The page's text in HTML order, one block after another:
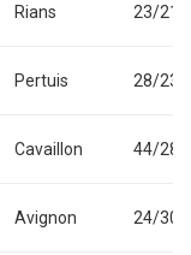
Rians 23/211
Pertuis 28/239
Cavaillon 44/283
Avignon 24/307